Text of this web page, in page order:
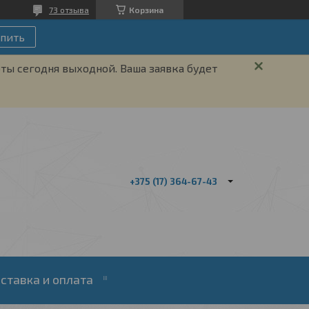
Корзина
73 отзыва
сегодня выходной. Ваша заявка будет
+375 (17) 364-67-43
и оплата